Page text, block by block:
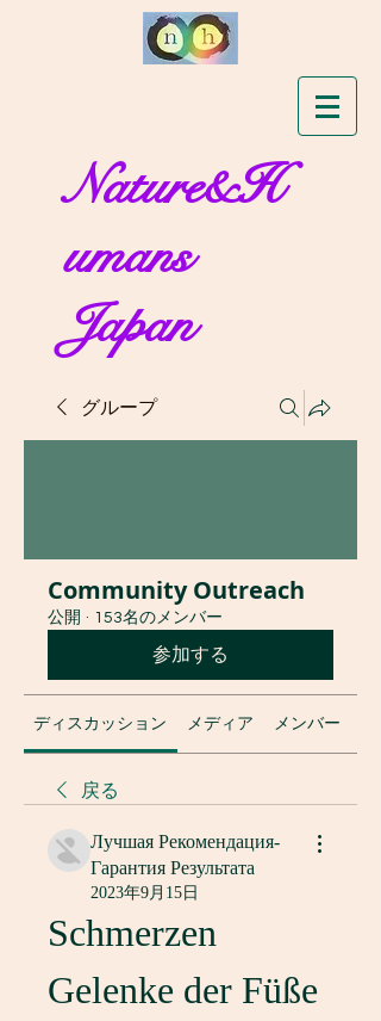
Nature&H
umans
Japan
グループ
Community Outreach
公開 · 153名のメンバー
参加する
ディスカッション メディア メンバー
戻る
Лучшая Рекомендация-
Гарантия Результата
2023年9月15日
Schmerzen
Gelenke der Füße